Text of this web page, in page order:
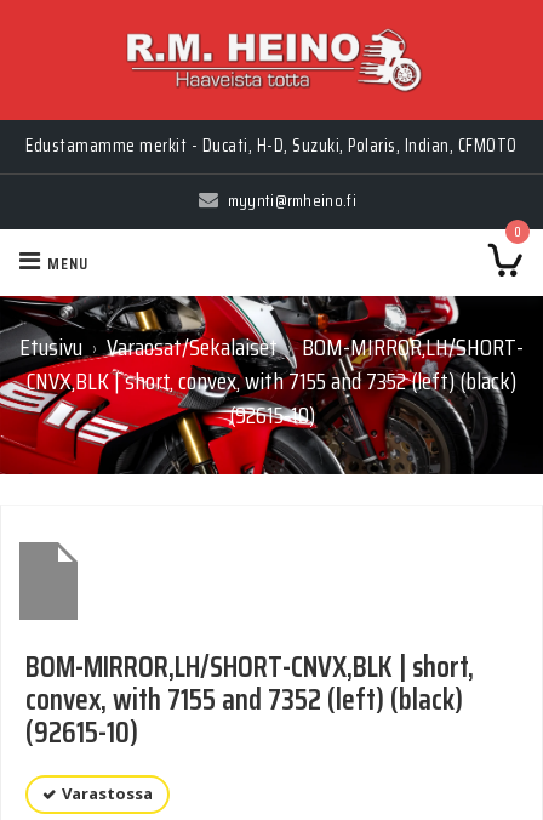
Edustamamme merkit - Ducati, H-D, Suzuki, Polaris, Indian, CFMOTO
myynti@rmheino.fi
0
MENU
Etusivu › Varaosat/Sekalaiset › BOM-MIRROR,LH/SHORT-
CNVX,BLK | short, convex, with 7155 and 7352 (left) (black)
(92615-10)
BOM-MIRROR,LH/SHORT-CNVX,BLK | short,
convex, with 7155 and 7352 (left) (black)
(92615-10)
Varastossa